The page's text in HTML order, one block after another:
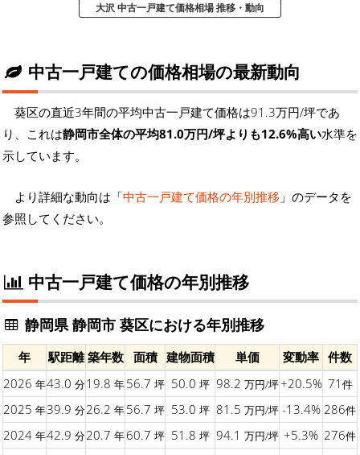
大沢 中古一戸建て価格相場 推移・動向
中古一戸建ての価格相場の最新動向
葵区の直近3年間の平均中古一戸建て価格は91.3万円/坪であ
り、これは静岡市全体の平均81.0万円/坪よりも12.6%高い水準を
示しています。
より詳細な動向は「中古一戸建て価格の年別推移 」のデータを
参照してください。
中古一戸建て価格の年別推移
静岡県 静岡市 葵区における年別推移
年 駅距離 築年数 面積 建物面積 単価 変動率 件数
2026 年43.0 分19.8 年56.7 坪 50.0 坪 98.2 万円/坪+20.5% 71 件
2025 年39.9 分26.2 年56.7 坪 53.0 坪 81.5 万円/坪 -13.4% 286件
2024 年42.9 分20.7 年60.7 坪 51.8 坪 94.1 万円/坪 +5.3% 276件